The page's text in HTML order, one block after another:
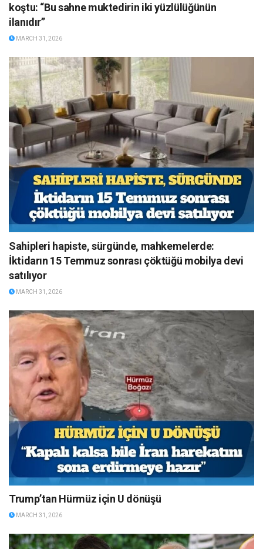
koştu: “Bu sahne muktedirin iki yüzlülüğünün
ilanıdır”
MARCH 31, 2026
Sahipleri hapiste, sürgünde, mahkemelerde:
İktidarın 15 Temmuz sonrası çöktüğü mobilya devi
satılıyor
MARCH 31, 2026
Trump’tan Hürmüz için U dönüşü
MARCH 31, 2026